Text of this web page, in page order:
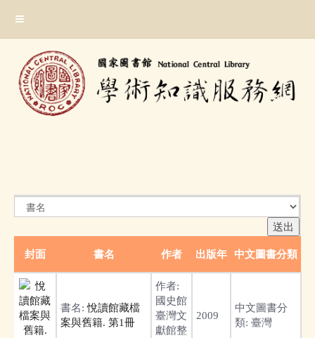
主
封面 書名 作者 出版年 中文圖書分類
書名: 悅讀館藏檔
案與舊籍. 第1冊
作者:
國史館
臺灣文
獻館整
2009
中文圖書分
類: 臺灣